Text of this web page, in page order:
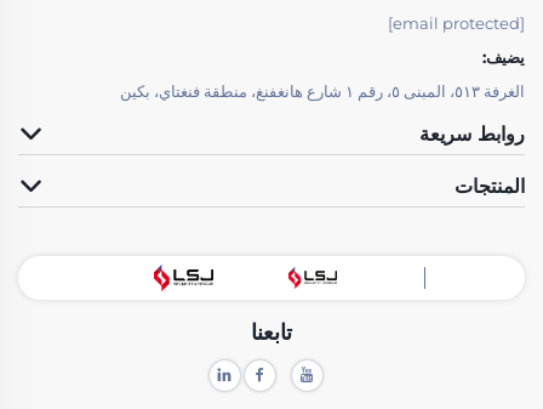
يضيف:
الغرفة ٥١٣، المبنى ٥، رقم ١ شارع هانغفنغ، منطقة فنغتاي، بكين
روابط سريعة
المنتجات
تابعنا